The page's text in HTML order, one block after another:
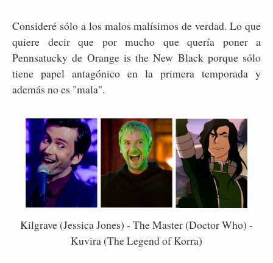
Consideré sólo a los malos malísimos de verdad. Lo que
quiere decir que por mucho que quería poner a
Pennsatucky de Orange is the New Black porque sólo
tiene papel antagónico en la primera temporada y
además no es "mala".
Kilgrave (Jessica Jones) - The Master (Doctor Who) -
Kuvira (The Legend of Korra)